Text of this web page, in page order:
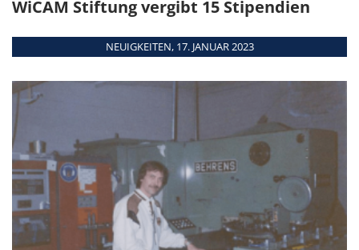
Kombimaschinen
Übersicht
Module
Schnittstellen
Unterstützte
Maschinen
Teamviewer
WiCAM Stiftung vergibt 15 Stipendien
NEUIGKEITEN, 17. JANUAR 2023